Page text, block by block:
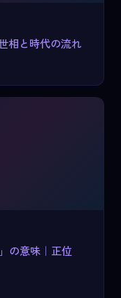
相と時代の流れ
の意味｜正位